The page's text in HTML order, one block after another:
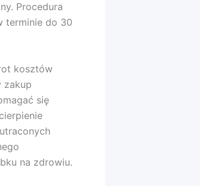
Procedura
terminie do 30
kosztów
zakup
się
na zdrowiu.